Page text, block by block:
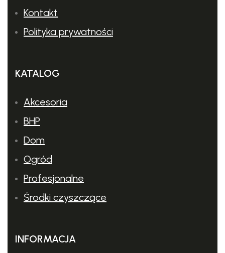
Kontakt
Polityka prywatności
KATALOG
Akcesoria
BHP
Dom
Ogród
Profesjonalne
Środki czyszczące
INFORMACJA